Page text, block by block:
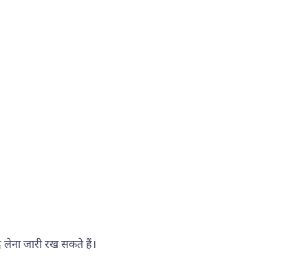
जारी रख सकते हैं।